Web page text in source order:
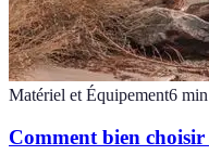
Matériel et Équipement6 min
Comment bien